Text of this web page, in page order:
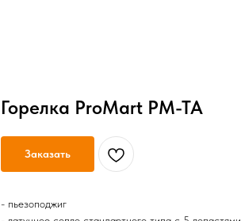
Горелка ProMart PM-TA
Заказать
- пьезоподжиг